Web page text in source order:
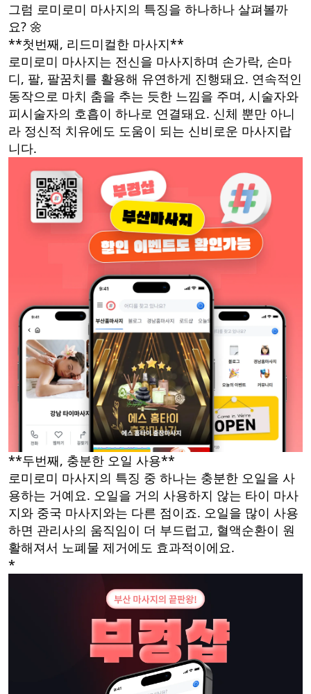
그럼 로미로미 마사지의 특징을 하나하나 살펴볼까
요? 🌼
**첫번째, 리드미컬한 마사지**
로미로미 마사지는 전신을 마사지하며 손가락, 손마
디, 팔, 팔꿈치를 활용해 유연하게 진행돼요. 연속적인
동작으로 마치 춤을 추는 듯한 느낌을 주며, 시술자와
피시술자의 호흡이 하나로 연결돼요. 신체 뿐만 아니
라 정신적 치유에도 도움이 되는 신비로운 마사지랍
니다.
**두번째, 충분한 오일 사용**
로미로미 마사지의 특징 중 하나는 충분한 오일을 사
용하는 거예요. 오일을 거의 사용하지 않는 타이 마사
지와 중국 마사지와는 다른 점이죠. 오일을 많이 사용
하면 관리사의 움직임이 더 부드럽고, 혈액순환이 원
활해져서 노폐물 제거에도 효과적이에요.
*